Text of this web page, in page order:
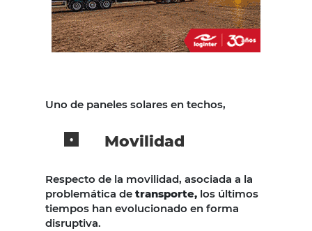
Uno de paneles solares en techos,
Movilidad
Respecto de la movilidad, asociada a la
problemática de transporte, los últimos
tiempos han evolucionado en forma
disruptiva.